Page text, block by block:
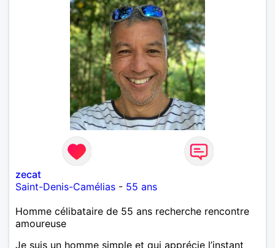
zecat
Saint-Denis-Camélias - 55 ans
Homme célibataire de 55 ans recherche rencontre
amoureuse
Je suis un homme simple et qui apprécie l’instant